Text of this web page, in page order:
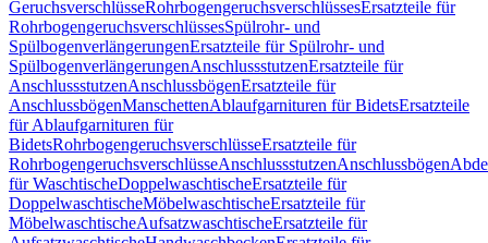
GeruchsverschlüsseRohrbogengeruchsverschlüssesErsatzteile für
RohrbogengeruchsverschlüssesSpülrohr- und
SpülbogenverlängerungenErsatzteile für Spülrohr- und
SpülbogenverlängerungenAnschlussstutzenErsatzteile für
AnschlussstutzenAnschlussbögenErsatzteile für
AnschlussbögenManschettenAblaufgarnituren für BidetsErsatzteile
für Ablaufgarnituren für
BidetsRohrbogengeruchsverschlüsseErsatzteile für
RohrbogengeruchsverschlüsseAnschlussstutzenAnschlussbögen
für WaschtischeDoppelwaschtischeErsatzteile für
DoppelwaschtischeMöbelwaschtischeErsatzteile für
MöbelwaschtischeAufsatzwaschtischeErsatzteile für